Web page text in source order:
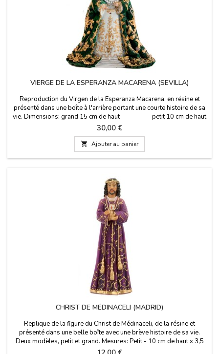
VIERGE DE LA ESPERANZA MACARENA (SEVILLA)
Reproduction du Virgen de la Esperanza Macarena, en résine et
présenté dans une boîte à l'arrière portant une courte histoire de sa
vie. Dimensions: grand 15 cm de haut petit 10 cm de haut
Saviez-vous ... Il s'agit d'une vierge ... dévotion mariale vénérée dans
la basilique de la Macarena à Séville. Son jour de fête est le 18
Décembre.
Prix
30,00 €
 Ajouter au panier
CHRIST DE MÉDINACELI (MADRID)
Replique de la figure du Christ de Médinaceli, de la résine et
présenté dans une belle boîte avec une brève histoire de sa vie.
Deux modèles, petit et grand. Mesures: Petit - 10 cm de haut x 3,5
cm de large (dans une boîte transparente) Moyen - 20 cm de haut
Prix